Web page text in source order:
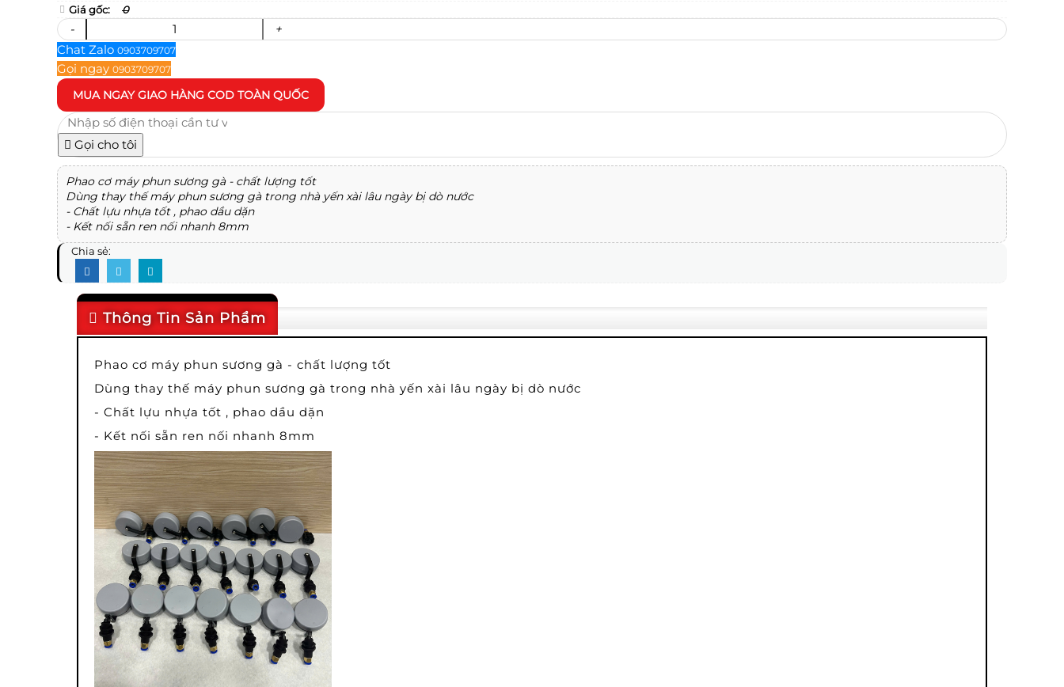
Giá gốc:
0
-
+
Chat Zalo 0903709707
Gọi ngay 0903709707
MUA NGAY GIAO HÀNG COD TOÀN QUỐC
Gọi cho tôi
Phao cơ máy phun sương gà - chất lượng tốt
Dùng thay thế máy phun sương gà trong nhà yến xài lâu ngày bị dò nước
- Chất lựu nhựa tốt , phao dầu dặn
- Kết nối sẵn ren nối nhanh 8mm
Chia sẻ:
Thông Tin Sản Phẩm
Phao cơ máy phun sương gà - chất lượng tốt
Dùng thay thế máy phun sương gà trong nhà yến xài lâu ngày bị dò nước
- Chất lựu nhựa tốt , phao dầu dặn
- Kết nối sẵn ren nối nhanh 8mm